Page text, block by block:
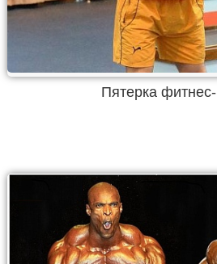
Пятерка